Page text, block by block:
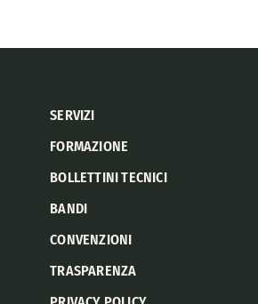
SERVIZI
FORMAZIONE
BOLLETTINI TECNICI
BANDI
CONVENZIONI
TRASPARENZA